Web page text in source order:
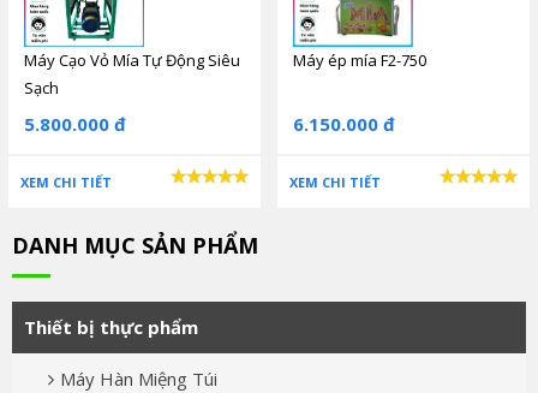
Máy Cạo Vỏ Mía Tự Động Siêu
Sạch
5.800.000 đ
XEM CHI TIẾT
Máy ép mía F2-750
6.150.000 đ
XEM CHI TIẾT
DANH MỤC SẢN PHẨM
Thiết bị thực phẩm
Máy Hàn Miệng Túi